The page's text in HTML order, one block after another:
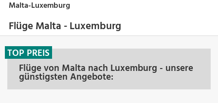
Flüge Malta - Luxemburg
Flüge von Malta nach Luxemburg - unsere
günstigsten Angebote:
TOP PREIS